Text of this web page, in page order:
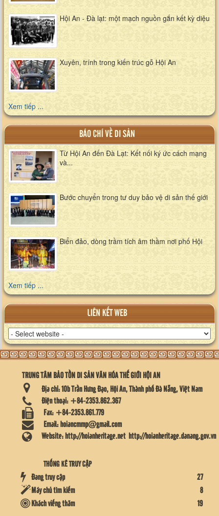
Hội An - Đà lạt: một mạch nguồn gắn kết kỳ diệu
Xuyên, trính trong kiến trúc gỗ Hội An
Xem tiếp ...
BÁO CHÍ VỀ DI SẢN
Từ Hội An đến Đà Lạt: Kết nối ký ức cách mạng
và...
Bước chuyển trong tư duy bảo vệ di sản thế giới
Biển đảo, dòng trầm tích âm thầm nơi phố Hội
Xem tiếp ...
LIÊN KẾT WEB
TRUNG TÂM BẢO TỒN DI SẢN VĂN HÓA THẾ GIỚI HỘI AN
Địa chỉ: 10b Trần Hưng Đạo, Hội An, Thành phố Đà Nẵng, Việt Nam
Điện thoại: +84-2353.862.367
Fax: +84-2353.861.779
Email: hoiancmmp@gmail.com
Website: http://hoianheritage.net http://hoianheritage.danang.gov.vn
THỐNG KÊ TRUY CẬP
Đang truy cập
27
Máy chủ tìm kiếm
8
Khách viếng thăm
19